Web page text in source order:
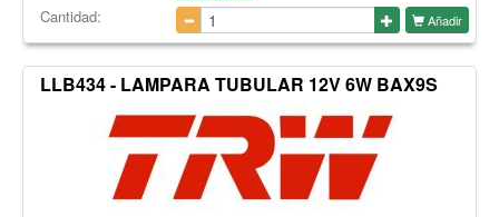
Cantidad: Añadir
LLB434 - LAMPARA TUBULAR 12V 6W BAX9S